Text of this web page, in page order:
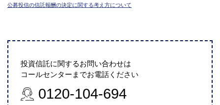
公募投信の信託報酬の決定に関する考え方について
投資信託に関するお問い合わせは
コールセンターまでお電話ください
0120-104-694